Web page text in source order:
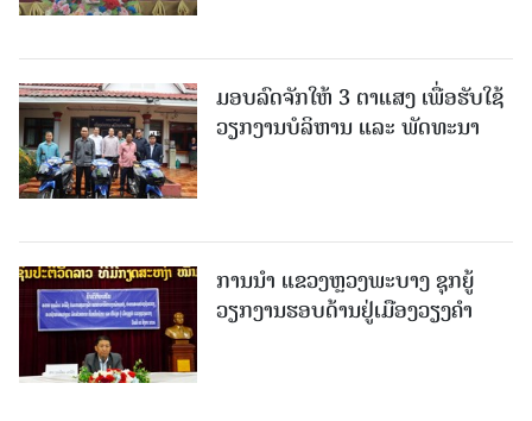
ມອບລົດຈັກໃຫ້ 3 ຕາແສງ ເພື່ອຮັບໃຊ້
ວຽກງານບໍລິຫານ ແລະ ພັດທະນາ
ການນຳ ແຂວງຫຼວງພະບາງ ຊຸກຍູ້
ວຽກງານຮອບດ້ານຢູ່ເມືອງວຽງຄໍາ